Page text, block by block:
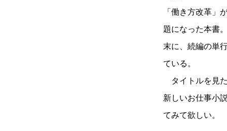
「働き方改革」
題になった本書
末に、続編の単
ている。
タイトルを見
新しいお仕事小
てみて欲しい。